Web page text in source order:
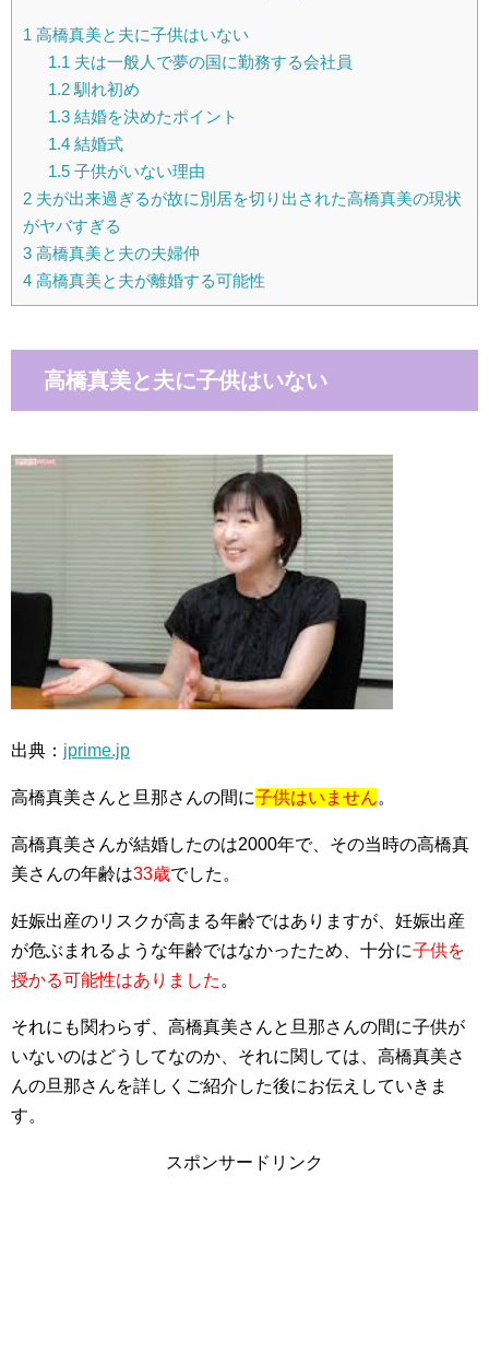
1 高橋真美と夫に子供はいない
1.1夫は一般人で夢の国に勤務する会社員
1.2馴れ初め
1.3結婚を決めたポイント
1.4結婚式
1.5子供がいない理由
2 夫が出来過ぎるが故に別居を切り出された高橋真美の現状
がヤバすぎる
3 高橋真美と夫の夫婦仲
4 高橋真美と夫が離婚する可能性
高橋真美と夫に子供はいない
出典： jprime.jp
高橋真美さんと旦那さんの間に子供はいません。
高橋真美さんが結婚したのは2000年で、その当時の高橋真
美さんの年齢は33歳でした。
妊娠出産のリスクが高まる年齢ではありますが、妊娠出産
が危ぶまれるような年齢ではなかったため、十分に子供を
授かる可能性はありました 。
それにも関わらず、高橋真美さんと旦那さんの間に子供が
いないのはどうしてなのか、それに関しては、高橋真美さ
んの旦那さんを詳しくご紹介した後にお伝えしていきま
す。
スポンサードリンク